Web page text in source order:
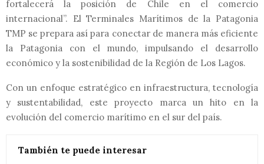
fortalecerá la posición de Chile en el comercio
internacional”. El Terminales Marítimos de la Patagonia
TMP se prepara así para conectar de manera más eficiente
la Patagonia con el mundo, impulsando el desarrollo
económico y la sostenibilidad de la Región de Los Lagos.
Con un enfoque estratégico en infraestructura, tecnología
y sustentabilidad, este proyecto marca un hito en la
evolución del comercio marítimo en el sur del país.
También te puede interesar